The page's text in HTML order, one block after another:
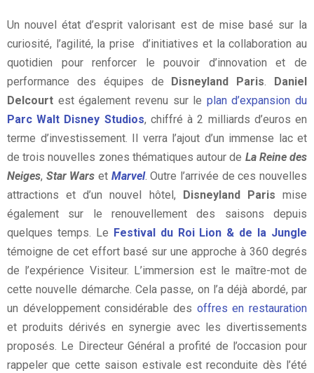
Un nouvel état d’esprit valorisant est de mise basé sur la
curiosité, l’agilité, la prise d’initiatives et la collaboration au
quotidien pour renforcer le pouvoir d’innovation et de
performance des équipes de Disneyland Paris. Daniel
Delcourt est également revenu sur le plan d’expansion du
Parc Walt Disney Studios, chiffré à 2 milliards d’euros en
terme d’investissement. Il verra l’ajout d’un immense lac et
de trois nouvelles zones thématiques autour de La Reine des
Neiges, Star Wars et Marvel. Outre l’arrivée de ces nouvelles
attractions et d’un nouvel hôtel, Disneyland Paris mise
également sur le renouvellement des saisons depuis
quelques temps. Le Festival du Roi Lion & de la Jungle
témoigne de cet effort basé sur une approche à 360 degrés
de l’expérience Visiteur. L’immersion est le maître-mot de
cette nouvelle démarche. Cela passe, on l’a déjà abordé, par
un développement considérable des offres en restauration
et produits dérivés en synergie avec les divertissements
proposés. Le Directeur Général a profité de l’occasion pour
rappeler que cette saison estivale est reconduite dès l’été